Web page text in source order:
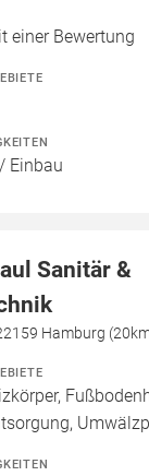
einer Bewertung
Einbau
Sanitär &
Hamburg